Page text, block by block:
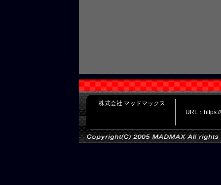
株式会社 マッドマックス
URL：